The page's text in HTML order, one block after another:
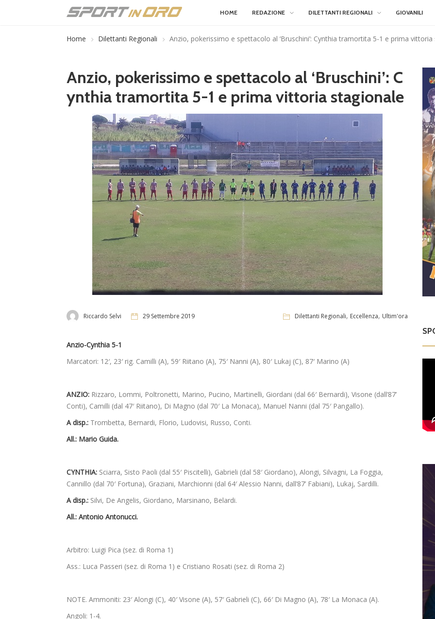
HOME REDAZIONE DILETTANTI REGIONALI GIOVANILI
Home Dilettanti Regionali Anzio, pokerissimo e spettacolo al ‘Bruschini’: Cynthia tramortita 5-1 e prima vittoria
Anzio, pokerissimo e spettacolo al ‘Bruschini’: C
ynthia tramortita 5-1 e prima vittoria stagionale
Riccardo Selvi 29 Settembre 2019 Dilettanti Regionali, Eccellenza, Ultim'ora
Anzio-Cynthia 5-1
Marcatori: 12′, 23′ rig. Camilli (A), 59′ Riitano (A), 75′ Nanni (A), 80′ Lukaj (C), 87′ Marino (A)
ANZIO: Rizzaro, Lommi, Poltronetti, Marino, Pucino, Martinelli, Giordani (dal 66′ Bernardi), Visone (dall’87’
Conti), Camilli (dal 47′ Riitano), Di Magno (dal 70′ La Monaca), Manuel Nanni (dal 75′ Pangallo).
A disp.: Trombetta, Bernardi, Florio, Ludovisi, Russo, Conti.
All.: Mario Guida.
CYNTHIA: Sciarra, Sisto Paoli (dal 55′ Piscitelli), Gabrieli (dal 58′ Giordano), Alongi, Silvagni, La Foggia,
Cannillo (dal 70′ Fortuna), Graziani, Marchionni (dal 64′ Alessio Nanni, dall’87’ Fabiani), Lukaj, Sardilli.
A disp.: Silvi, De Angelis, Giordano, Marsinano, Belardi.
All.: Antonio Antonucci.
Arbitro: Luigi Pica (sez. di Roma 1)
Ass.: Luca Passeri (sez. di Roma 1) e Cristiano Rosati (sez. di Roma 2)
NOTE. Ammoniti: 23′ Alongi (C), 40′ Visone (A), 57′ Gabrieli (C), 66′ Di Magno (A), 78′ La Monaca (A).
Angoli: 1-4.